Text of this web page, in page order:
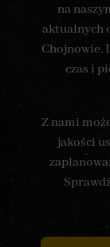
na
aktualnych
Chojnowie.
czas i
Z nami
jakości